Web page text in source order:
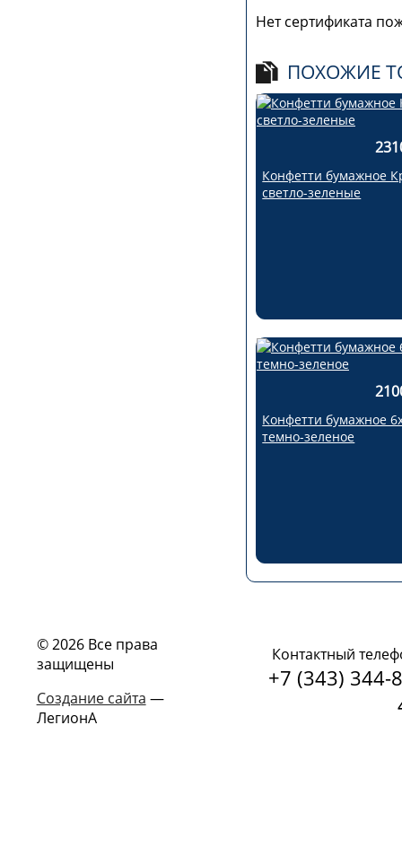
Нет сертификата
ПОХОЖИЕ
Конфетти бумажное
светло-зеленые
Конфетти бумажное
темно-зеленое
© 2026 Все права
защищены
Создание сайта —
ЛегионА
Контактный
+7 (343) 344-